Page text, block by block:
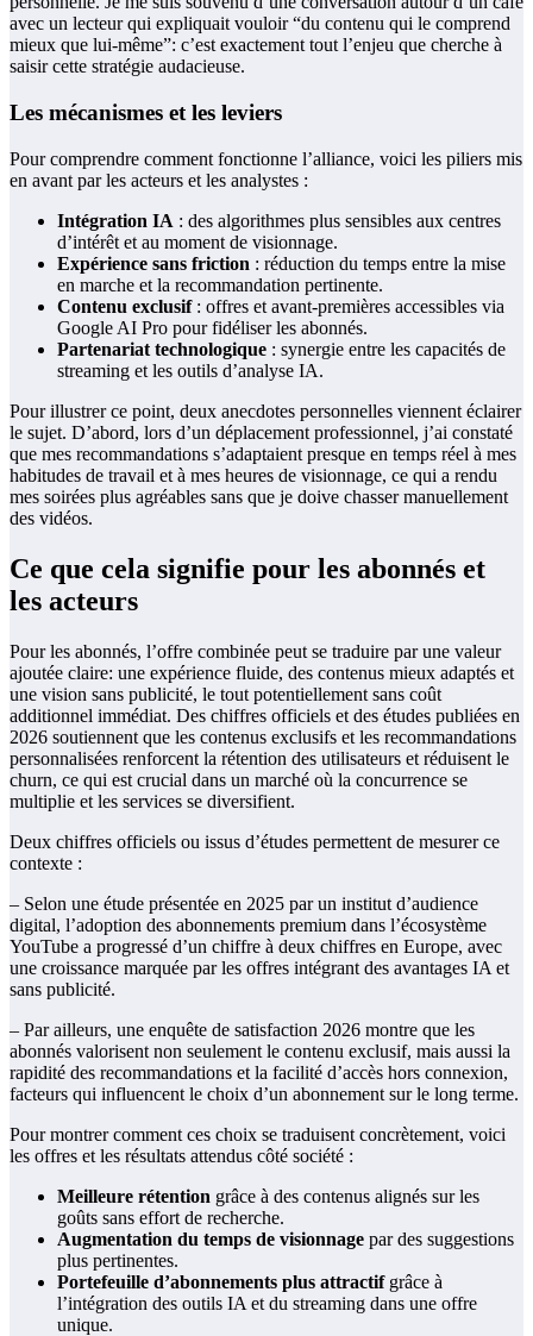
avec un lecteur qui expliquait vouloir “du contenu qui le comprend
mieux que lui-même”: c’est exactement tout l’enjeu que cherche à
saisir cette stratégie audacieuse.
Les mécanismes et les leviers
Pour comprendre comment fonctionne l’alliance, voici les piliers mis
en avant par les acteurs et les analystes :
Intégration IA : des algorithmes plus sensibles aux centres
d’intérêt et au moment de visionnage.
Expérience sans friction : réduction du temps entre la mise
en marche et la recommandation pertinente.
Contenu exclusif: offres et avant-premières accessibles via
Google AI Pro pour fidéliser les abonnés.
Partenariat technologique : synergie entre les capacités de
streaming et les outils d’analyse IA.
Pour illustrer ce point, deux anecdotes personnelles viennent éclairer
le sujet. D’abord, lors d’un déplacement professionnel, j’ai constaté
que mes recommandations s’adaptaient presque en temps réel à mes
habitudes de travail et à mes heures de visionnage, ce qui a rendu
mes soirées plus agréables sans que je doive chasser manuellement
des vidéos.
Ce que cela signifie pour les abonnés et
les acteurs
Pour les abonnés, l’offre combinée peut se traduire par une valeur
ajoutée claire: une expérience fluide, des contenus mieux adaptés et
une vision sans publicité, le tout potentiellement sans coût
additionnel immédiat. Des chiffres officiels et des études publiées en
2026 soutiennent que les contenus exclusifs et les recommandations
personnalisées renforcent la rétention des utilisateurs et réduisent le
churn, ce qui est crucial dans un marché où la concurrence se
multiplie et les services se diversifient.
Deux chiffres officiels ou issus d’études permettent de mesurer ce
contexte :
– Selon une étude présentée en 2025 par un institut d’audience
digital, l’adoption des abonnements premium dans l’écosystème
YouTube a progressé d’un chiffre à deux chiffres en Europe, avec
une croissance marquée par les offres intégrant des avantages IA et
sans publicité.
– Par ailleurs, une enquête de satisfaction 2026 montre que les
abonnés valorisent non seulement le contenu exclusif, mais aussi la
rapidité des recommandations et la facilité d’accès hors connexion,
facteurs qui influencent le choix d’un abonnement sur le long terme.
Pour montrer comment ces choix se traduisent concrètement, voici
les offres et les résultats attendus côté société :
Meilleure rétention grâce à des contenus alignés sur les
goûts sans effort de recherche.
Augmentation du temps de visionnage par des suggestions
plus pertinentes.
Portefeuille d’abonnements plus attractifgrâce à
l’intégration des outils IA et du streaming dans une offre
unique.